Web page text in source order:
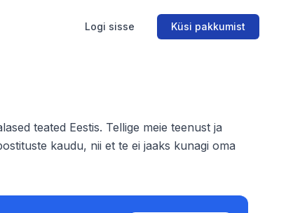
Logi sisse Küsi pakkumist
teated Eestis. Tellige meie teenust ja
kaudu, nii et te ei jaaks kunagi oma